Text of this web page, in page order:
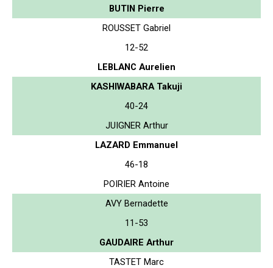
BUTIN Pierre
ROUSSET Gabriel
12-52
LEBLANC Aurelien
KASHIWABARA Takuji
40-24
JUIGNER Arthur
LAZARD Emmanuel
46-18
POIRIER Antoine
AVY Bernadette
11-53
GAUDAIRE Arthur
TASTET Marc